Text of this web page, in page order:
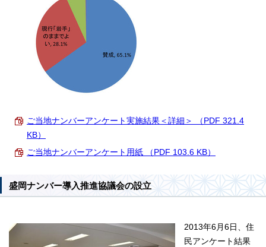
ご当地ナンバーアンケート実施結果＜詳細＞ （PDF 321.4
KB）
ご当地ナンバーアンケート用紙 （PDF 103.6 KB）
盛岡ナンバー導入推進協議会の設立
2013年6月6日、住
民アンケート結果